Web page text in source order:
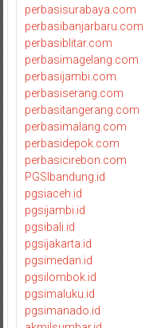
perbasisurabaya.com
perbasibanjarbaru.com
perbasiblitar.com
perbasimagelang.com
perbasijambi.com
perbasiserang.com
perbasitangerang.com
perbasimalang.com
perbasidepok.com
perbasicirebon.com
PGSIbandung.id
pgsiaceh.id
pgsijambi.id
pgsibali.id
pgsijakarta.id
pgsimedan.id
pgsilombok.id
pgsimaluku.id
pgsimanado.id